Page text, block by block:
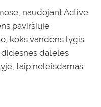
naudojant Active
paviršiuje
koks vandens lygis
didesnes daleles
taip neleisdamas